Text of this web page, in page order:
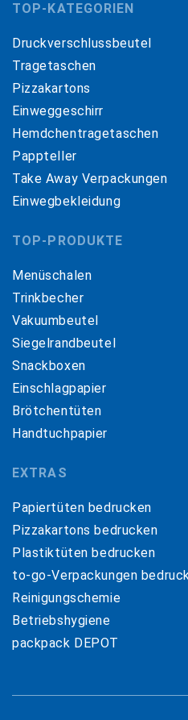
TOP-KATEGORIEN
Druckverschlussbeutel
Tragetaschen
Pizzakartons
Einweggeschirr
Hemdchentragetaschen
Pappteller
Take Away Verpackungen
Einwegbekleidung
TOP-PRODUKTE
Menüschalen
Trinkbecher
Vakuumbeutel
Siegelrandbeutel
Snackboxen
Einschlagpapier
Brötchentüten
Handtuchpapier
EXTRAS
Papiertüten bedrucken
Pizzakartons bedrucken
Plastiktüten bedrucken
to-go-Verpackungen
Reinigungschemie
Betriebshygiene
packpack DEPOT